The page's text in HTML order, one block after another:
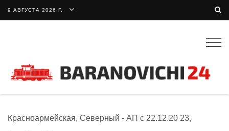
9 АВГУСТА 2026 Г.
Красноармейская, Северный - АП с 22.12.20 23,